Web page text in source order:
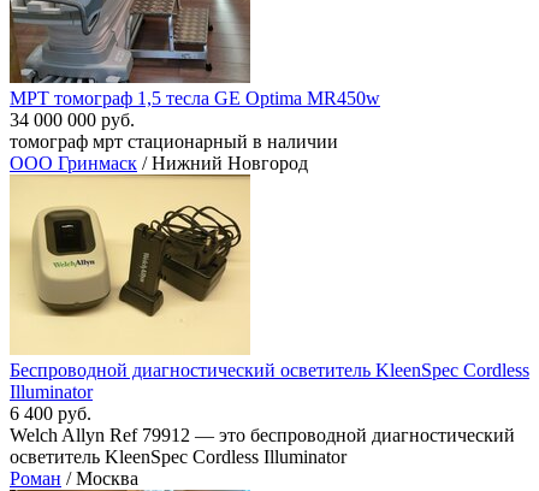
МРТ томограф 1,5 тесла GE Optima MR450w
34 000 000 руб.
томограф мрт стационарный в наличии
ООО Гринмаск / Нижний Новгород
Беспроводной диагностический осветитель KleenSpec Cordless
Illuminator
6 400 руб.
Welch Allyn Ref 79912 — это беспроводной диагностический
осветитель KleenSpec Cordless Illuminator
Роман / Москва